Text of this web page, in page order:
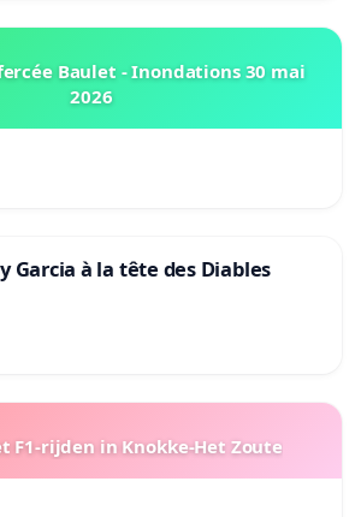
Baulet - Inondations 30 mai
2026
Garcia à la tête des Diables
F1-rijden in Knokke-Het Zoute